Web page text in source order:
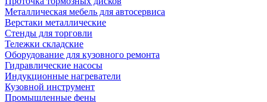
Металлическая мебель для автосервиса
Верстаки металлические
Стенды для торговли
Тележки складские
Оборудование для кузовного ремонта
Гидравлические насосы
Индукционные нагреватели
Кузовной инструмент
Промышленные фены